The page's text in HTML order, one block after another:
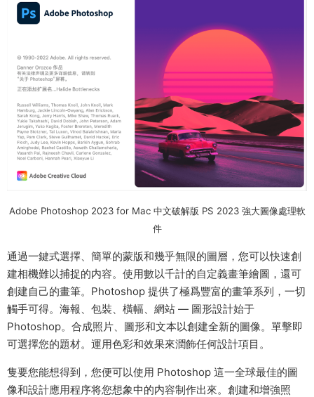
Adobe Photoshop 2023 for Mac 中文破解版 PS 2023 強大圖像處理軟
件
通過一鍵式選擇、簡單的蒙版和幾乎無限的圖層，您可以快速創
建相機難以捕捉的内容。使用數以千計的自定義畫筆繪圖，還可
創建自己的畫筆。Photoshop 提供了極爲豐富的畫筆系列，一切
觸手可得。海報、包裝、橫幅、網站 — 圖形設計始于
Photoshop。合成照片、圖形和文本以創建全新的圖像。單擊即
可選擇您的題材。運用色彩和效果來潤飾任何設計項目。
隻要您能想得到，您便可以使用 Photoshop 這一全球最佳的圖
像和設計應用程序将您想象中的内容制作出來。創建和增強照